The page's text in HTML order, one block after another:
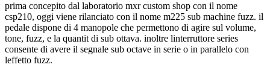
prima concepito dal laboratorio mxr custom shop con il nome
csp210, oggi viene rilanciato con il nome m225 sub machine fuzz. il
pedale dispone di 4 manopole che permettono di agire sul volume,
tone, fuzz, e la quantit di sub ottava. inoltre linterruttore series
consente di avere il segnale sub octave in serie o in parallelo con
leffetto fuzz.